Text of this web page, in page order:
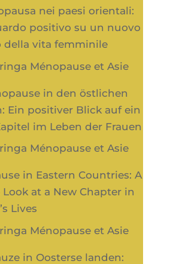
nei paesi orientali:
positivo su un nuovo
della vita femminile
in den östlichen
Ein positiver Blick auf ein
im Leben der Frauen
in Eastern Countries: A
Look at a New Chapter in
Lives
in Oosterse landen: